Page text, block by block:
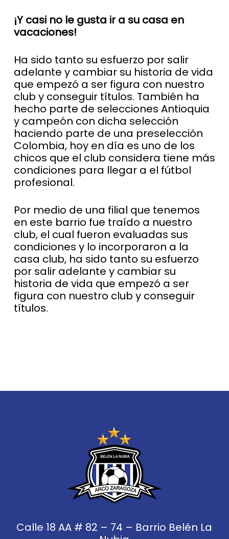
¡Y casi no le gusta ir a su casa en
vacaciones!
Ha sido tanto su esfuerzo por salir
adelante y cambiar su historia de vida
que empezó a ser figura con nuestro
club y conseguir títulos. También ha
hecho parte de selecciones Antioquia
y campeón con dicha selección
haciendo parte de una preselección
Colombia, hoy en día es uno de los
chicos que el club considera tiene más
condiciones para llegar a el fútbol
profesional.
Por medio de una filial que tenemos
en este barrio fue traído a nuestro
club, el cual fueron evaluadas sus
condiciones y lo incorporaron a la
casa club, ha sido tanto su esfuerzo
por salir adelante y cambiar su
historia de vida que empezó a ser
figura con nuestro club y conseguir
títulos.
Calle 18 AA # 82 – 74 – Barrio Belén La